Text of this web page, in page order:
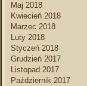
Maj 2018
Kwiecień 2018
Marzec 2018
Luty 2018
Styczeń 2018
Grudzień 2017
Listopad 2017
Październik 2017